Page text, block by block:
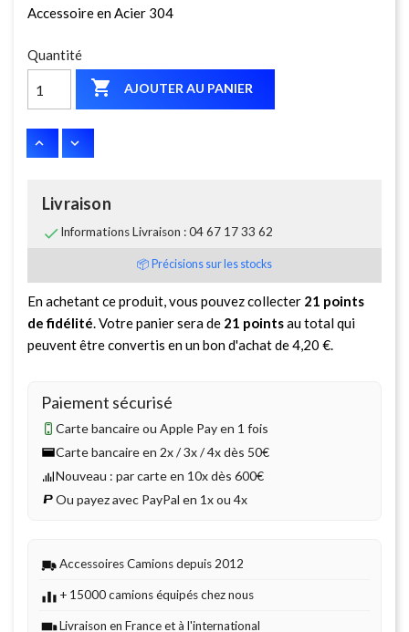
Accessoire en Acier 304
Quantité
 AJOUTER AU PANIER
Livraison
Informations Livraison : 04 67 17 33 62
📦 Précisions sur les stocks
En achetant ce produit, vous pouvez collecter 21 points
de fidélité. Votre panier sera de 21 pointsau total qui
peuvent être convertis en un bon d'achat de4,20 €.
Paiement sécurisé
Carte bancaire ou Apple Pay en 1 fois
Carte bancaire en 2x / 3x / 4x dès 50€
Nouveau : par carte en 10x dès 600€
Ou payez avec PayPal en 1x ou 4x
Accessoires Camions depuis 2012
+ 15000 camions équipés chez nous
Livraison en France et à l'international